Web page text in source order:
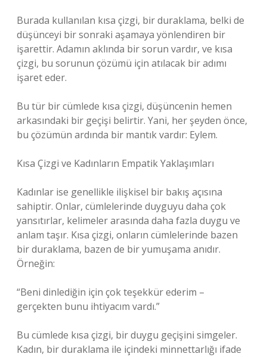
Burada kullanılan kısa çizgi, bir duraklama, belki de
düşünceyi bir sonraki aşamaya yönlendiren bir
işarettir. Adamın aklında bir sorun vardır, ve kısa
çizgi, bu sorunun çözümü için atılacak bir adımı
işaret eder.
Bu tür bir cümlede kısa çizgi, düşüncenin hemen
arkasındaki bir geçişi belirtir. Yani, her şeyden önce,
bu çözümün ardında bir mantık vardır: Eylem.
Kısa Çizgi ve Kadınların Empatik Yaklaşımları
Kadınlar ise genellikle ilişkisel bir bakış açısına
sahiptir. Onlar, cümlelerinde duyguyu daha çok
yansıtırlar, kelimeler arasında daha fazla duygu ve
anlam taşır. Kısa çizgi, onların cümlelerinde bazen
bir duraklama, bazen de bir yumuşama anıdır.
Örneğin:
“Beni dinlediğin için çok teşekkür ederim –
gerçekten bunu ihtiyacım vardı.”
Bu cümlede kısa çizgi, bir duygu geçişini simgeler.
Kadın, bir duraklama ile içindeki minnettarlığı ifade